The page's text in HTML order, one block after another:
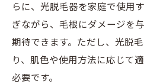
らに、光脱毛器を家庭で使用
ぎながら、毛根にダメージを
期待できます。ただし、光脱
り、肌色や使用方法に応じて
必要です。